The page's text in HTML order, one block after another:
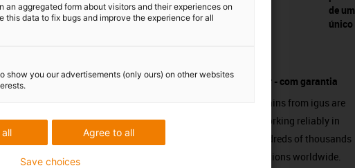
de um
único
fornecedor - com garantia
Energy chains from igus are
already working reliably in
many hundreds of thousands
of applications worldwide.
an aggregated form about visitors and their experiences on
this data to fix bugs and improve the experience for all
show you our advertisements (only ours) on other websites
Agree to all
Save choices